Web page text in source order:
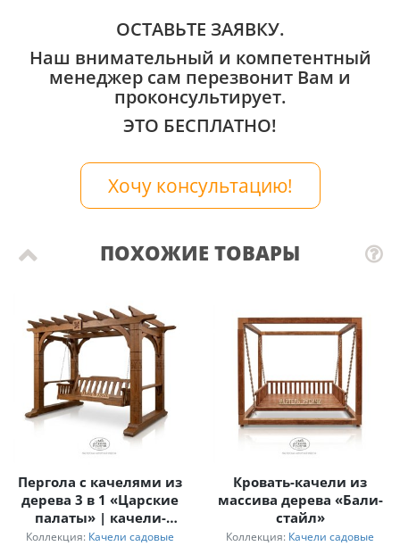
ОСТАВЬТЕ ЗАЯВКУ.
Наш внимательный и компетентный
менеджер сам перезвонит Вам и
проконсультирует.
ЭТО БЕСПЛАТНО!
Хочу консультацию!
ПОХОЖИЕ ТОВАРЫ
Пергола с качелями из
дерева 3 в 1 «Царские
палаты» | качели-
диван + беседка +
Коллекция: Качели садовые
Кровать-качели из
массива дерева «Бали-
стайл»
Коллекция: Качели садовые